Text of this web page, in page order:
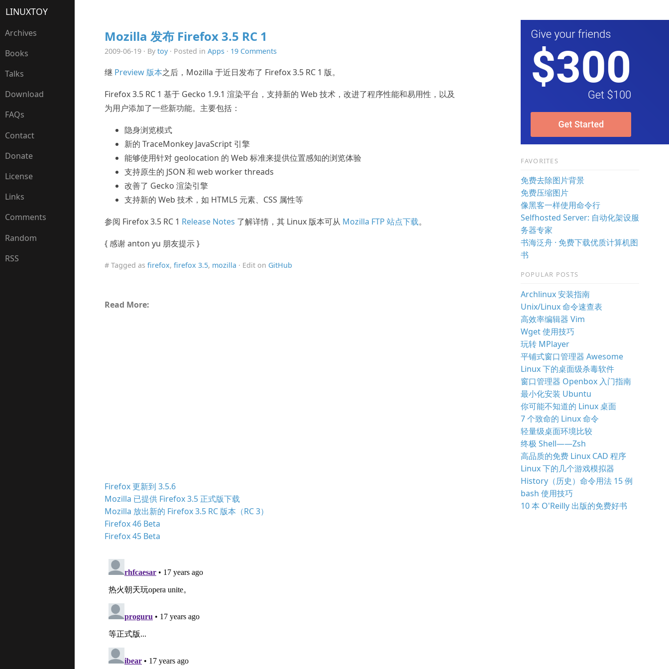
LINUXTOY
Archives
Books
Talks
Download
FAQs
Contact
Donate
License
Links
Comments
Random
RSS
Mozilla 发布 Firefox 3.5 RC 1
2009-06-19 · By toy· Posted in Apps· 19 Comments
继 Preview 版本之后，Mozilla 于近日发布了 Firefox 3.5 RC 1 版。
Firefox 3.5 RC 1 基于 Gecko 1.9.1 渲染平台，支持新的 Web 技术，改进了程序性能和易用性，以及
为用户添加了一些新功能。主要包括：
隐身浏览模式
新的 TraceMonkey JavaScript 引擎
能够使用针对 geolocation 的 Web 标准来提供位置感知的浏览体验
支持原生的 JSON 和 web worker threads
改善了 Gecko 渲染引擎
支持新的 Web 技术，如 HTML5 元素、CSS 属性等
参阅 Firefox 3.5 RC 1 Release Notes 了解详情，其 Linux 版本可从 Mozilla FTP 站点下载。
{ 感谢 anton yu 朋友提示 }
# Tagged as firefox, firefox 3.5, mozilla · Edit on GitHub
Read More:
Firefox 更新到 3.5.6
Mozilla 已提供 Firefox 3.5 正式版下载
Mozilla 放出新的 Firefox 3.5 RC 版本（RC 3）
Firefox 46 Beta
Firefox 45 Beta
FAVORITES
免费去除图片背景
免费压缩图片
像黑客一样使用命令行
Selfhosted Server: 自动化架设服
务器专家
书海泛舟 · 免费下载优质计算机图
书
POPULAR POSTS
Archlinux 安装指南
Unix/Linux 命令速查表
高效率编辑器 Vim
Wget 使用技巧
玩转 MPlayer
平铺式窗口管理器 Awesome
Linux 下的桌面级杀毒软件
窗口管理器 Openbox 入门指南
最小化安装 Ubuntu
你可能不知道的 Linux 桌面
7 个致命的 Linux 命令
轻量级桌面环境比较
终极 Shell——Zsh
高品质的免费 Linux CAD 程序
Linux 下的几个游戏模拟器
History（历史）命令用法 15 例
bash 使用技巧
10 本 O'Reilly 出版的免费好书